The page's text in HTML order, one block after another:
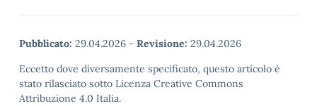
Pubblicato: 29.04.2026 - Revisione: 29.04.2026
Eccetto dove diversamente specificato, questo articolo è
stato rilasciato sotto Licenza Creative Commons
Attribuzione 4.0 Italia.